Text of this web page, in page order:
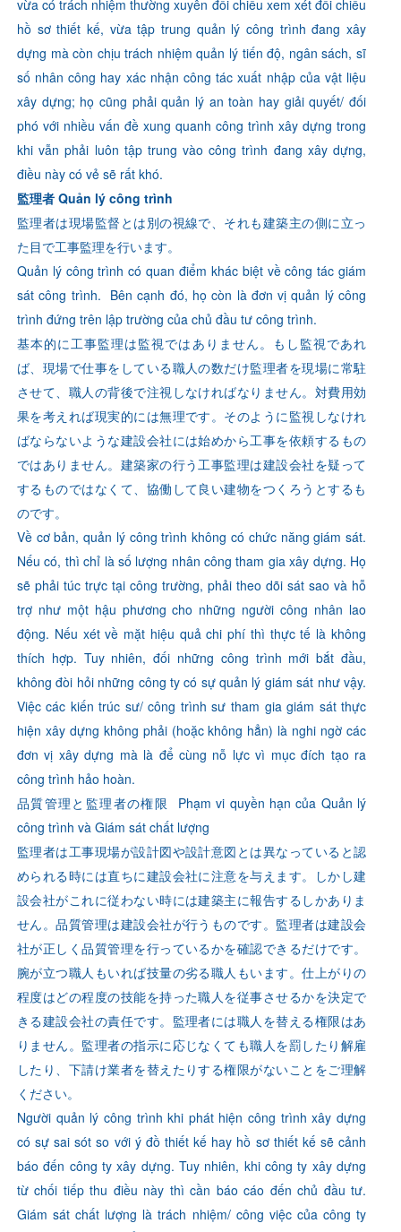
vừa có trách nhiệm thường xuyên đối chiếu xem xét đối chiếu
hồ sơ thiết kế, vừa tập trung quản lý công trình đang xây
dựng mà còn chịu trách nhiệm quản lý tiến độ, ngân sách, sĩ
số nhân công hay xác nhận công tác xuất nhập của vật liệu
xây dựng; họ cũng phải quản lý an toàn hay giải quyết/ đối
phó với nhiều vấn đề xung quanh công trình xây dựng trong
khi vẫn phải luôn tập trung vào công trình đang xây dựng,
điều này có vẻ sẽ rất khó.
監理者 Quản lý công trình
監理者は現場監督とは別の視線で、それも建築主の側に立っ
た目で工事監理を行います。
Quản lý công trình có quan điểm khác biệt về công tác giám
sát công trình. Bên cạnh đó, họ còn là đơn vị quản lý công
trình đứng trên lập trường của chủ đầu tư công trình.
基本的に工事監理は監視ではありません。もし監視であれ
ば、現場で仕事をしている職人の数だけ監理者を現場に常駐
させて、職人の背後で注視しなければなりません。対費用効
果を考えれば現実的には無理です。そのように監視しなけれ
ばならないような建設会社には始めから工事を依頼するもの
ではありません。建築家の行う工事監理は建設会社を疑って
するものではなくて、協働して良い建物をつくろうとするも
のです。
Về cơ bản, quản lý công trình không có chức năng giám sát.
Nếu có, thì chỉ là số lượng nhân công tham gia xây dựng. Họ
sẽ phải túc trực tại công trường, phải theo dõi sát sao và hỗ
trợ như một hậu phương cho những người công nhân lao
động. Nếu xét về mặt hiệu quả chi phí thì thực tế là không
thích hợp. Tuy nhiên, đối những công trình mới bắt đầu,
không đòi hỏi những công ty có sự quản lý giám sát như vậy.
Việc các kiến trúc sư/ công trình sư tham gia giám sát thực
hiện xây dựng không phải (hoặc không hẳn) là nghi ngờ các
đơn vị xây dựng mà là để cùng nỗ lực vì mục đích tạo ra
công trình hảo hoàn.
品質管理と監理者の権限 Phạm vi quyền hạn của Quản lý
công trình và Giám sát chất lượng
監理者は工事現場が設計図や設計意図とは異なっていると認
められる時には直ちに建設会社に注意を与えます。しかし建
設会社がこれに従わない時には建築主に報告するしかありま
せん。品質管理は建設会社が行うものです。監理者は建設会
社が正しく品質管理を行っているかを確認できるだけです。
腕が立つ職人もいれば技量の劣る職人もいます。仕上がりの
程度はどの程度の技能を持った職人を従事させるかを決定で
きる建設会社の責任です。監理者には職人を替える権限はあ
りません。監理者の指示に応じなくても職人を罰したり解雇
したり、下請け業者を替えたりする権限がないことをご理解
ください。
Người quản lý công trình khi phát hiện công trình xây dựng
có sự sai sót so với ý đồ thiết kế hay hồ sơ thiết kế sẽ cảnh
báo đến công ty xây dựng. Tuy nhiên, khi công ty xây dựng
từ chối tiếp thu điều này thì cần báo cáo đến chủ đầu tư.
Giám sát chất lượng là trách nhiệm/ công việc của công ty